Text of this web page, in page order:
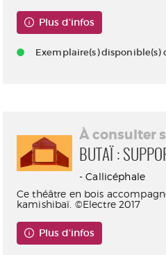
Plus d'infos
Exemplaire(s) disponible(s)
À consulter
BUTAÏ :
- Callicéphale
Ce théâtre en bois
kamishibaï. ©Electre 2017
Plus d'infos